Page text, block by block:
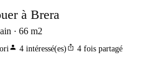
à Brera
66 m2
person 4 intéressé(es) ios_share 4 fois partagé